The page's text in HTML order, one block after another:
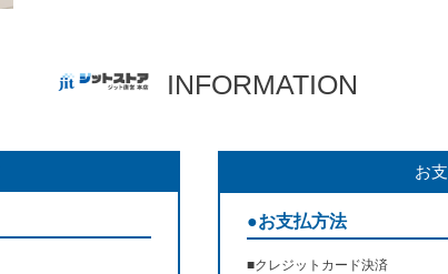
INFORMATION
お
●お支払方法
■クレジットカード決済